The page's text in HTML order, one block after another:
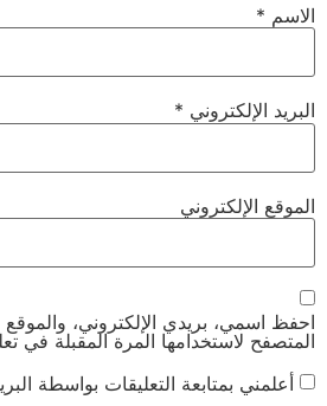
الاسم *
البريد الإلكتروني *
الموقع الإلكتروني
احفظ اسمي، بريدي الإلكتروني، والموقع
المتصفح لاستخدامها المرة المقبلة في
أعلمني بمتابعة التعليقات بواسطة